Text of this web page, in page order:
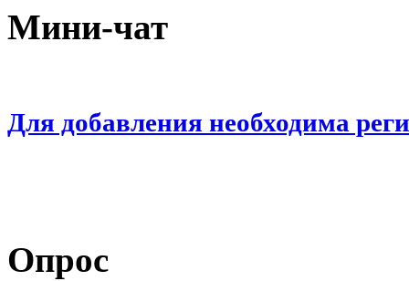
Мини-чат
Для добавления необходима
Опрос